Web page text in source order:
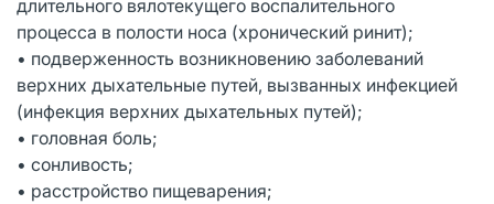
длительного вялотекущего воспалительного
процесса в полости носа (хронический ринит);
• подверженность возникновению заболеваний
верхних дыхательные путей, вызванных инфекцией
(инфекция верхних дыхательных путей);
• головная боль;
• сонливость;
• расстройство пищеварения;